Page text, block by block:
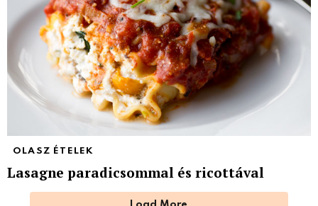
OLASZ ÉTELEK
Lasagne paradicsommal és ricottával